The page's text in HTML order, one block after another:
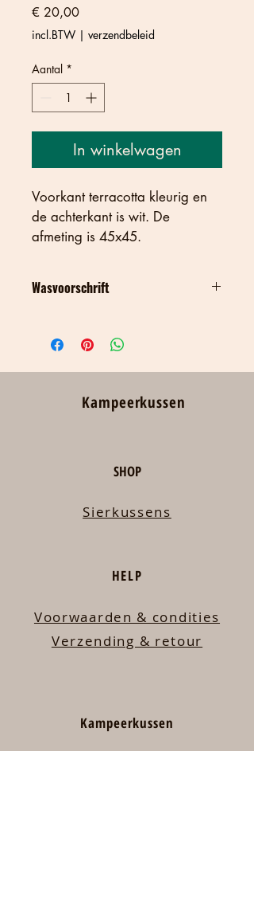
€ 20,00Prijs
incl.BTW | verzendbeleid
Aantal *
In winkelwagen
Voorkant terracotta kleurig en
de achterkant is wit. De
afmeting is 45x45.
Wasvoorschrift
voorgewassen. Op 30 graden
wassen, bij voorkeur niet in de droger
Kampeerkussen
SHOP
Sierkussens
HELP
Voorwaarden & condities
Verzending & retour
Kampeerkussen